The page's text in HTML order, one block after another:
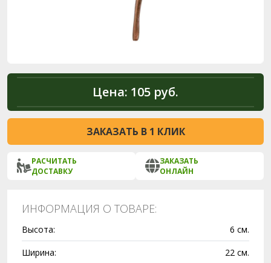
Цена: 105 руб.
ЗАКАЗАТЬ В 1 КЛИК
РАСЧИТАТЬ
ДОСТАВКУ
ЗАКАЗАТЬ
ОНЛАЙН
ИНФОРМАЦИЯ О ТОВАРЕ:
Высота:
6 см.
Ширина:
22 см.